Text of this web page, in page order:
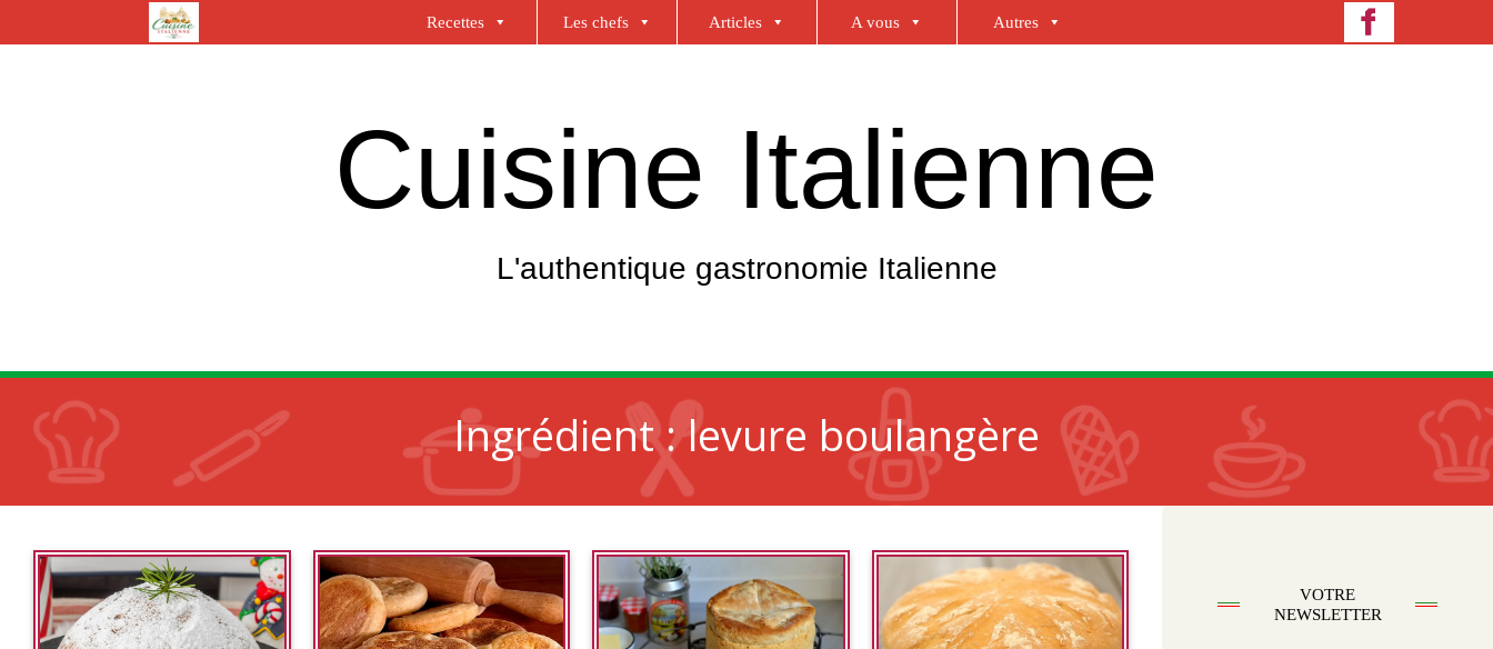
Recettes Les chefs Articles A vous Autres
Cuisine Italienne
L'authentique gastronomie Italienne
Ingrédient :levure boulangère
VOTRE
NEWSLETTER